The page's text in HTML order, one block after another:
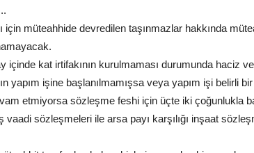
için müteahhide devredilen taşınmazlar hakkında
içinde kat irtifakının kurulmaması durumunda haciz
yapım işine başlanılmamışsa veya yapım işi belirli
etmiyorsa sözleşme feshi için üçte iki çoğunlukla
vaadi sözleşmeleri ile arsa payı karşılığı inşaat